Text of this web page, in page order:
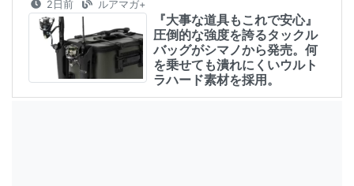
2日前 ルアマガ+
『大事な道具もこれで安心』
圧倒的な強度を誇るタックル
バッグがシマノから発売。何
を乗せても潰れにくいウルト
ラハード素材を採用。